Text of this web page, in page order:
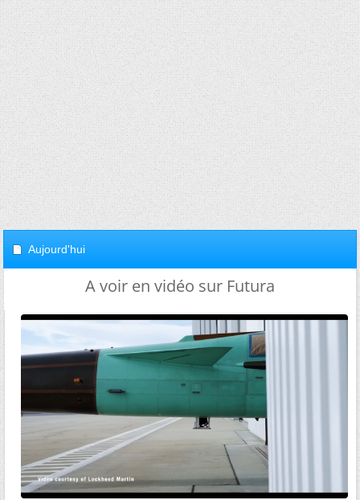
Aujourd'hui
A voir en vidéo sur Futura